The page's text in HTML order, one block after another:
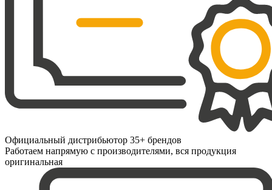
Официальный дистрибьютор 35+ брендов
Работаем напрямую с производителями, вся продукция
оригинальная